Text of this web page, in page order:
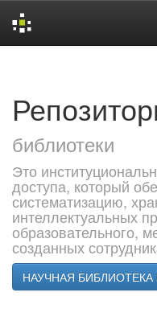
библиотеки
Это
доступа, который
систематизацию,
интеллектуальных
образовательного,
созданных
НАУЧНАЯ БИБЛИОТЕКА